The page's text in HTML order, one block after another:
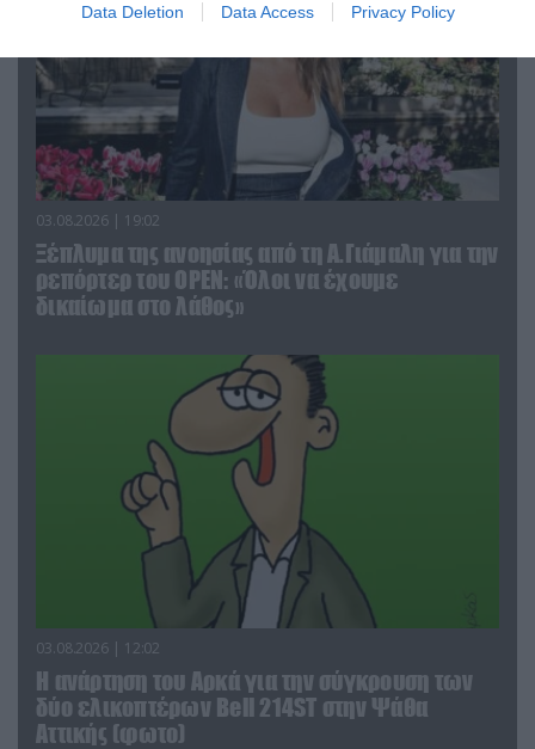
Data Deletion Data Access Privacy Policy
03.08.2026 | 19:02
Ξέπλυμα της ανοησίας από τη Α.Γιάμαλη για την
ρεπόρτερ του ΟΡΕΝ: «Όλοι να έχουμε
δικαίωμα στο λάθος»
03.08.2026 | 12:02
Η ανάρτηση του Αρκά για την σύγκρουση των
δύο ελικοπτέρων Bell 214ST στην Ψάθα
Αττικής (φωτο)